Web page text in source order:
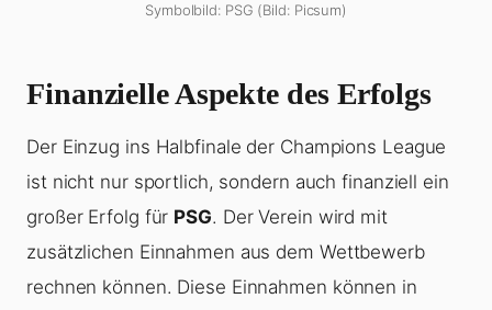
Symbolbild: PSG (Bild: Picsum)
Finanzielle Aspekte des Erfolgs
Der Einzug ins Halbfinale der Champions League
ist nicht nur sportlich, sondern auch finanziell ein
großer Erfolg für PSG. Der Verein wird mit
zusätzlichen Einnahmen aus dem Wettbewerb
rechnen können. Diese Einnahmen können in